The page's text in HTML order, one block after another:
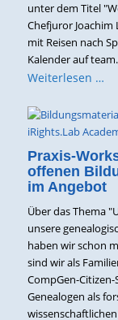
unter dem Titel
Chefjuror
mit Reisen nach
Kalender auf
Weiterlesen …
Praxis-
offenen
im Angebot
Über das Thema
unsere
haben wir schon
sind wir als
CompGen-
Genealogen als